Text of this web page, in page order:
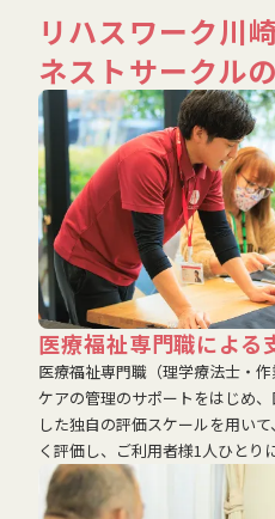
リハスワーク川
ネストサークル
医療福祉専門職による
医療福祉専門職（理学療法士・
ケアの管理のサポートをはじめ
した独自の評価スケールを用い
く評価し、ご利用者様1人ひとり